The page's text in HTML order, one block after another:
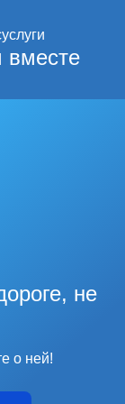
не
о ней!